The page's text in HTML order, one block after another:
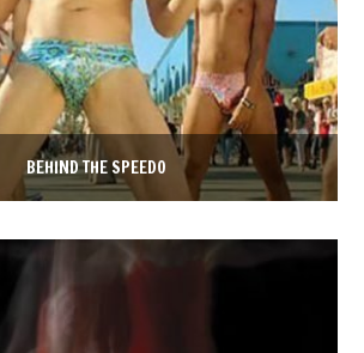
BEHIND THE SPEEDO